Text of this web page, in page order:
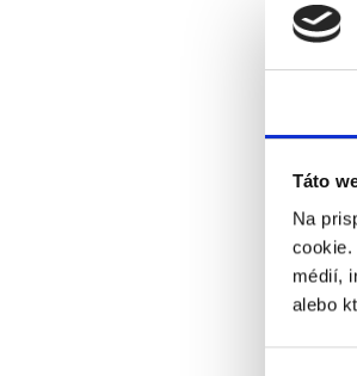
Táto
Na
cookie.
médií,
alebo